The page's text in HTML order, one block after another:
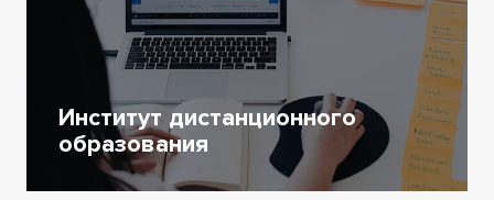
Институт дистанционного
образования